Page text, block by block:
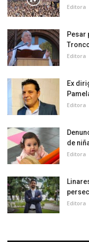
Editora
Pesar
Editora
Ex
Editora
de
Editora
Editora